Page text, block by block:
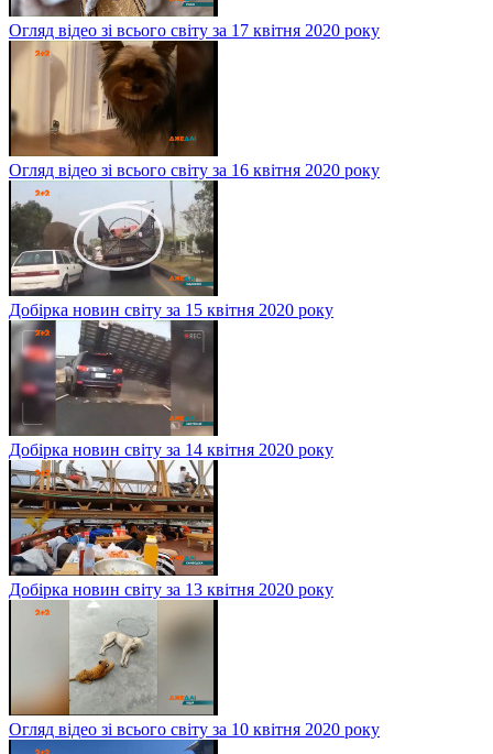
Огляд відео зі всього світу за 17 квітня 2020 року
Огляд відео зі всього світу за 16 квітня 2020 року
Добірка новин світу за 15 квітня 2020 року
Добірка новин світу за 14 квітня 2020 року
Добірка новин світу за 13 квітня 2020 року
Огляд відео зі всього світу за 10 квітня 2020 року